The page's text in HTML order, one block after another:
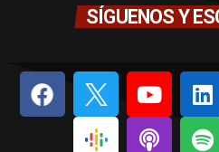
SÍGUENOS Y